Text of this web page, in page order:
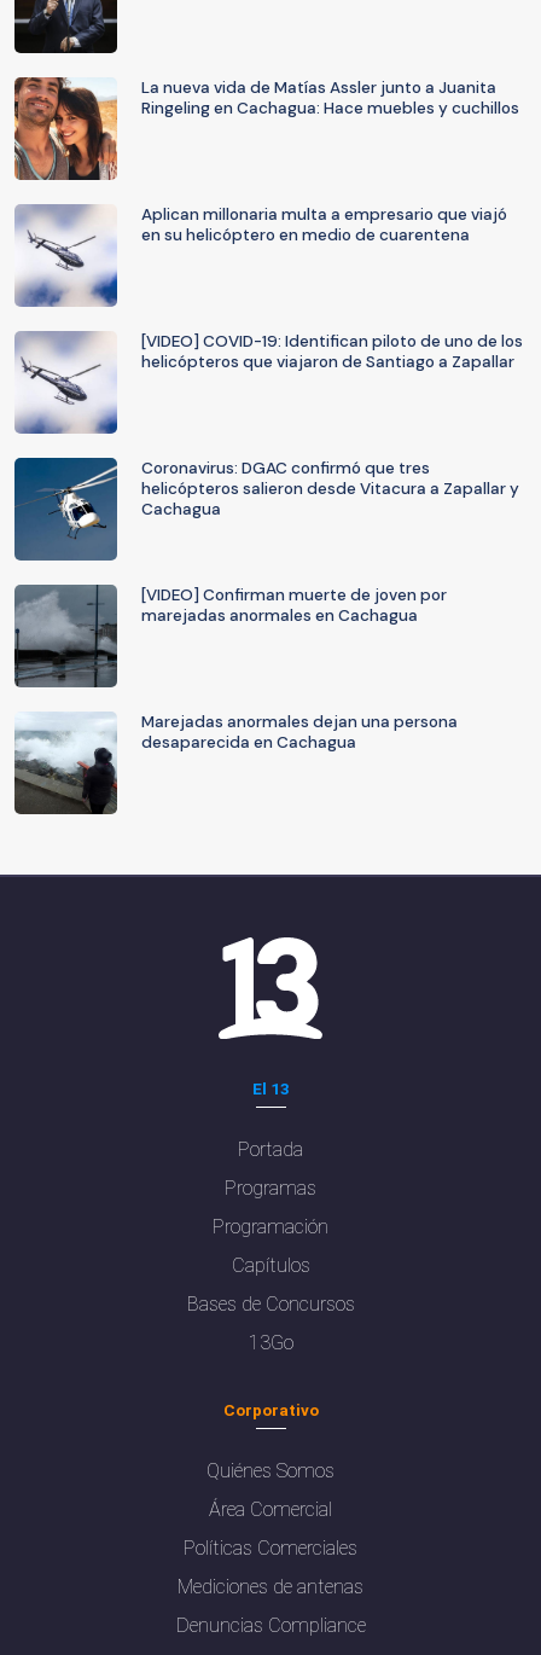
La nueva vida de Matías Assler junto a Juanita
Ringeling en Cachagua: Hace muebles y cuchillos
Aplican millonaria multa a empresario que viajó
en su helicóptero en medio de cuarentena
[VIDEO] COVID-19: Identifican piloto de uno de los
helicópteros que viajaron de Santiago a Zapallar
Coronavirus: DGAC confirmó que tres
helicópteros salieron desde Vitacura a Zapallar y
Cachagua
[VIDEO] Confirman muerte de joven por
marejadas anormales en Cachagua
Marejadas anormales dejan una persona
desaparecida en Cachagua
El 13
Portada
Programas
Programación
Capítulos
Bases de Concursos
13Go
Corporativo
Quiénes Somos
Área Comercial
Políticas Comerciales
Mediciones de antenas
Denuncias Compliance